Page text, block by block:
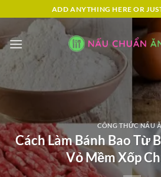
qua
nội
dung
ADD ANYTHING HERE OR
CÔNG THỨC NẤU
Cách Làm Bánh Bao Từ
Vỏ Mềm Xốp